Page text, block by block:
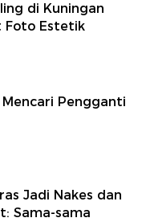
di Kuningan
Foto Estetik
Pengganti
Jadi Nakes dan
Sama-sama